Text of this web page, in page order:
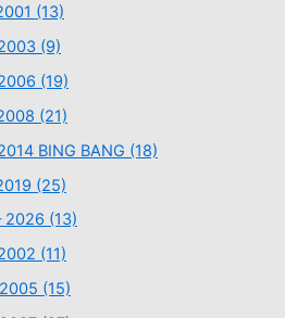
(13)
(9)
(19)
(21)
BING BANG (18)
(25)
2026 (13)
(11)
(15)